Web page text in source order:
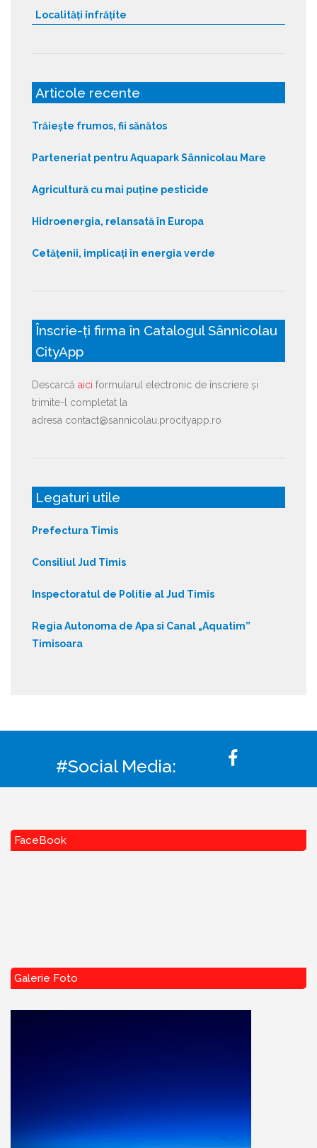
Localități înfrățite
Articole recente
Trăiește frumos, fii sănătos
Parteneriat pentru Aquapark Sânnicolau Mare
Agricultură cu mai puține pesticide
Hidroenergia, relansată în Europa
Cetățenii, implicați în energia verde
Înscrie-ți firma în Catalogul Sânnicolau
CityApp
Descarcă aici formularul electronic de înscriere și
trimite-l completat la
adresa contact@sannicolau.procityapp.ro
Legaturi utile
Prefectura Timis
Consiliul Jud Timis
Inspectoratul de Politie al Jud Timis
Regia Autonoma de Apa si Canal „Aquatim”
Timisoara
#Social Media:
FaceBook
Galerie Foto